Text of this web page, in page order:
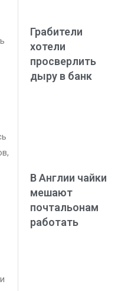
Грабители
хотели
просверлить
дыру в банк
В Англии чайки
мешают
почтальонам
работать